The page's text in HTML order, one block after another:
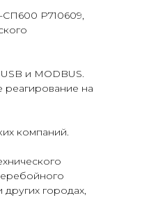
Р710609,
и MODBUS.
реагирование на
компаний.
городах,